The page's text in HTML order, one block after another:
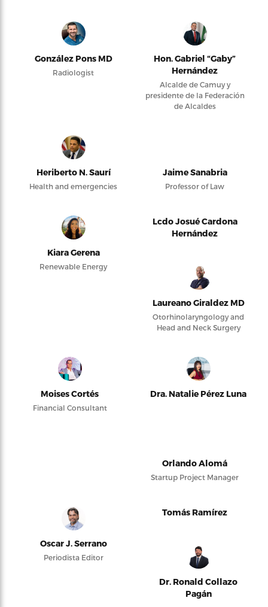
González Pons MD
Radiologist
Hon. Gabriel “Gaby”
Hernández
Alcalde de Camuy y
presidente de la Federación
de Alcaldes
Heriberto N. Saurí
Health and emergencies
Jaime Sanabria
Professor of Law
Kiara Gerena
Renewable Energy
Lcdo Josué Cardona
Hernández
Laureano Giraldez MD
Otorhinolaryngology and
Head and Neck Surgery
Moises Cortés
Financial Consultant
Dra. Natalie Pérez Luna
Orlando Alomá
Startup Project Manager
Oscar J. Serrano
Periodista Editor
Tomás Ramírez
Dr. Ronald Collazo
Pagán